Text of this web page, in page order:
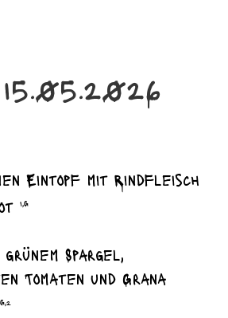
15.05.2026
Eintopf mit Rindfleisch
I,G
Spargel,
Tomaten und Grana